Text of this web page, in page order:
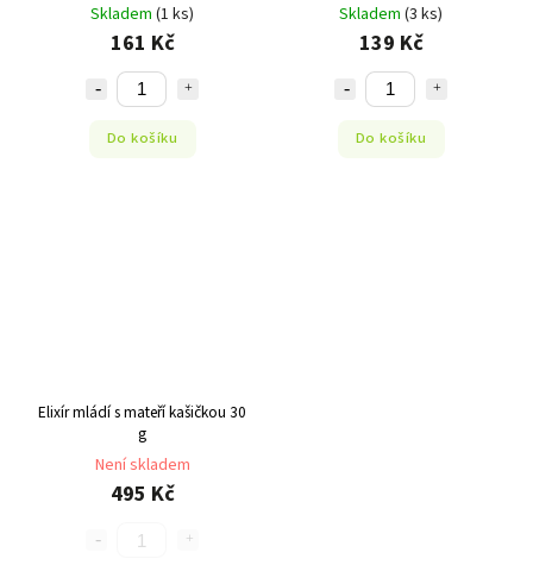
Skladem (1 ks)
161 Kč
Do košíku
Skladem (3 ks)
139 Kč
Do košíku
Elixír mládí s mateří kašičkou 30
g
Není skladem
495 Kč